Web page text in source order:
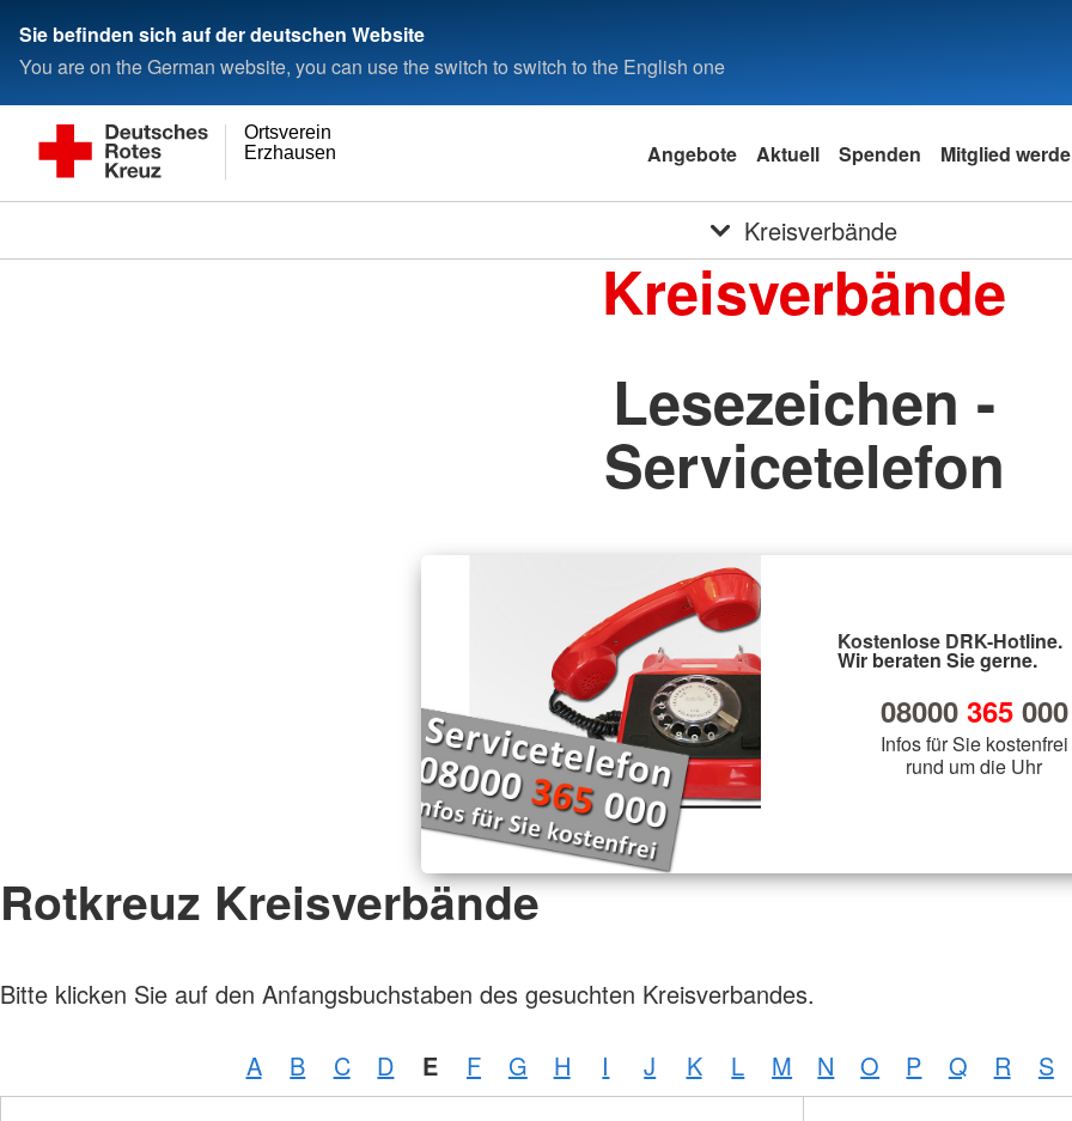
Sie befinden sich auf der deutschen Website
You are on the German website, you can use the switch to switch to the English one
Erzhausen
Ortsverein
Angebote Aktuell Spenden Mitglied
Kreisverbände
Kreisverbände
Lesezeichen -
Servicetelefon
Kostenlose DRK-Hotline.
Wir beraten Sie gerne.
08000 365000
Infos für Sie kostenfrei
rund um die Uhr
Rotkreuz Kreisverbände
Bitte klicken Sie auf den Anfangsbuchstaben des gesuchten Kreisverbandes.
A B C D E F G H I J K L M N O P Q R S